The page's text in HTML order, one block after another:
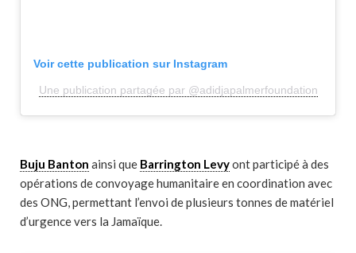
Voir cette publication sur Instagram
Une publication partagée par @adidjapalmerfoundation
Buju Banton ainsi que Barrington Levyont participé à des
opérations de convoyage humanitaire en coordination avec
des ONG, permettant l’envoi de plusieurs tonnes de matériel
d’urgence vers la Jamaïque.